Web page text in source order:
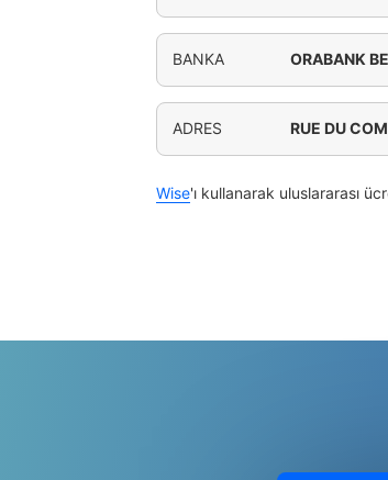
BANKA ORABANK
ADRES RUE DU
Wise'ı kullanarak uluslararası